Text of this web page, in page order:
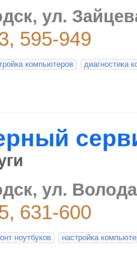
ул.
595-949
компьютеров диагностика
ул.
631-600
ноутбуков настройка